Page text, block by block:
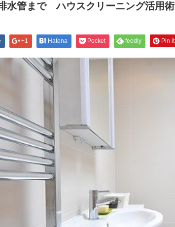
水管まで ハウスクリーニング活用術
+1 Hatena Pocket feedly Pin it